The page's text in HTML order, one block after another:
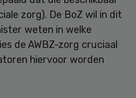
zorg). De BoZ wil in dit
weten in welke
de AWBZ-zorg cruciaal
hiervoor worden